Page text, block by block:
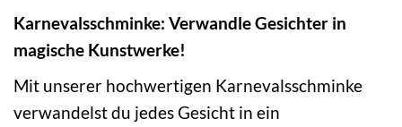
Karnevalsschminke: Verwandle Gesichter in
magische Kunstwerke!
Mit unserer hochwertigen Karnevalsschminke
verwandelst du jedes Gesicht in ein